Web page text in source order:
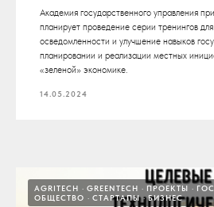
Академия государственного управления
планирует проведение серии тренингов
осведомленности и улучшение навыков
планировании и реализации местных
«зеленой» экономике.
14.05.2024
AGRITECH GREENTECH ПРОЕКТЫ
ОБЩЕСТВО
СТАРТАПЫ БИЗНЕС